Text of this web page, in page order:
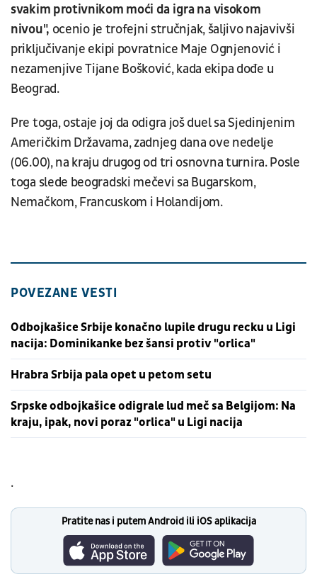
svakim protivnikom moći da igra na visokom
nivou", ocenio je trofejni stručnjak, šaljivo najavivši
priključivanje ekipi povratnice Maje Ognjenović i
nezamenjive Tijane Bošković, kada ekipa dođe u
Beograd.
Pre toga, ostaje joj da odigra još duel sa Sjedinjenim
Američkim Državama, zadnjeg dana ove nedelje
(06.00), na kraju drugog od tri osnovna turnira. Posle
toga slede beogradski mečevi sa Bugarskom,
Nemačkom, Francuskom i Holandijom.
POVEZANE VESTI
Odbojkašice Srbije konačno lupile drugu recku u Ligi
nacija: Dominikanke bez šansi protiv "orlica"
Hrabra Srbija pala opet u petom setu
Srpske odbojkašice odigrale lud meč sa Belgijom: Na
kraju, ipak, novi poraz "orlica" u Ligi nacija
.
Pratite nas i putem Android ili iOS aplikacija